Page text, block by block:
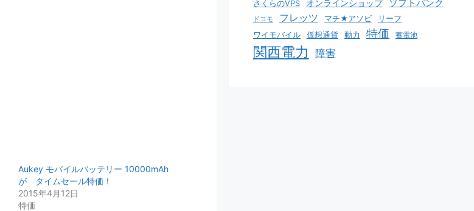
Aukey モバイルバッテリー 10000mAh
が タイムセール特価！
2015年4月12日
特価
さくらのVPS オンラインショップ ソフトバンク
ドコモ フレッツ マチ★アソビ
リーフ
ワイモバイル
仮想通貨 動力 特価 蓄電池
関西電力 障害